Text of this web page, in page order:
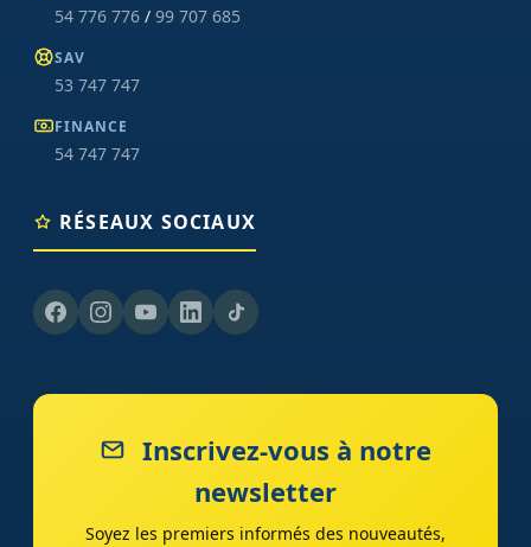
54 776 776 / 99 707 685
SAV
53 747 747
FINANCE
54 747 747
RÉSEAUX SOCIAUX
Inscrivez-vous à notre
newsletter
Soyez les premiers informés des nouveautés,